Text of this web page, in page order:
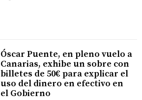
Óscar Puente, en pleno vuelo a
Canarias, exhibe un sobre con
billetes de 50€ para explicar el
uso del dinero en efectivo en
el Gobierno